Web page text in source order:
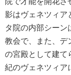
影はヴェネツィア
タ院の内部シーン
教会で、また、デ
の宮殿として建て
紀のヴェネツィア